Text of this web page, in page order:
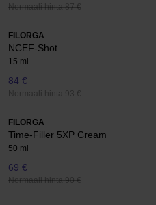
Normaali hinta 87 €
FILORGA
NCEF-Shot
15 ml
84 €
Normaali hinta 93 €
FILORGA
Time-Filler 5XP Cream
50 ml
69 €
Normaali hinta 90 €